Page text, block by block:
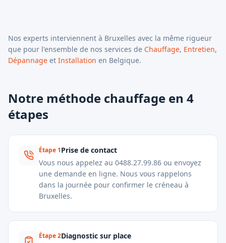
Nos experts interviennent à Bruxelles avec la même rigueur
que pour l'ensemble de nos services de Chauffage, Entretien,
Dépannage et Installation en Belgique.
Notre méthode chauffage en 4
étapes
Étape 1Prise de contact
Vous nous appelez au 0488.27.99.86 ou envoyez
une demande en ligne. Nous vous rappelons
dans la journée pour confirmer le créneau à
Bruxelles.
Étape2Diagnostic sur place